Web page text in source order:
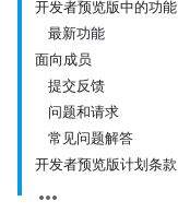
开发者预览版中的功能
最新功能
面向成员
提交反馈
问题和请求
常见问题解答
开发者预览版计划条款